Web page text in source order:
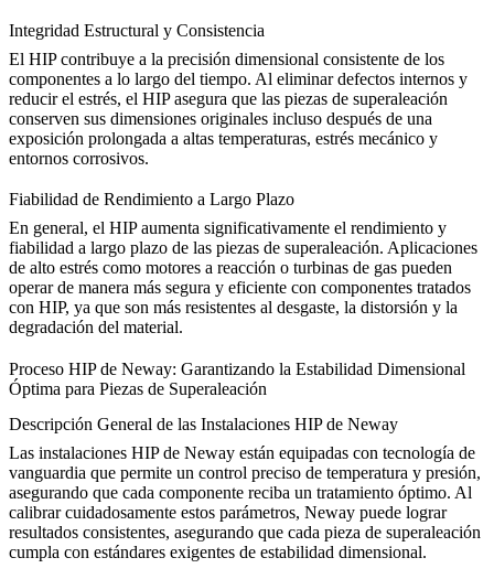
Integridad Estructural y Consistencia
El HIP contribuye a la precisión dimensional consistente de los
componentes a lo largo del tiempo. Al eliminar defectos internos y
reducir el estrés, el HIP asegura que las piezas de superaleación
conserven sus dimensiones originales incluso después de una
exposición prolongada a altas temperaturas, estrés mecánico y
entornos corrosivos.
Fiabilidad de Rendimiento a Largo Plazo
En general, el HIP aumenta significativamente el rendimiento y
fiabilidad a largo plazo de las piezas de superaleación. Aplicaciones
de alto estrés como motores a reacción o turbinas de gas pueden
operar de manera más segura y eficiente con componentes tratados
con HIP, ya que son más resistentes al desgaste, la distorsión y la
degradación del material.
Proceso HIP de Neway: Garantizando la Estabilidad Dimensional
Óptima para Piezas de Superaleación
Descripción General de las Instalaciones HIP de Neway
Las instalaciones HIP de Neway están equipadas con tecnología de
vanguardia que permite un control preciso de temperatura y presión,
asegurando que cada componente reciba un tratamiento óptimo. Al
calibrar cuidadosamente estos parámetros, Neway puede lograr
resultados consistentes, asegurando que cada pieza de superaleación
cumpla con estándares exigentes de estabilidad dimensional.